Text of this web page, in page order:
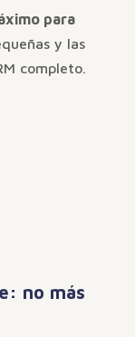
para
y las
completo.
no más